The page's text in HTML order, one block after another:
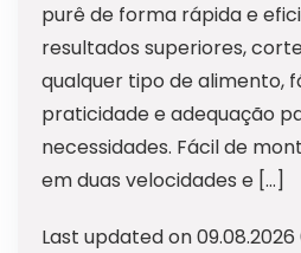
purê de forma rápida e
resultados superiores,
qualquer tipo de alimento,
praticidade e adequação
necessidades. Fácil de
em duas velocidades e […]
Last updated on 09.08.2026